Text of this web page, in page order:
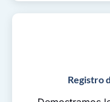
Registro